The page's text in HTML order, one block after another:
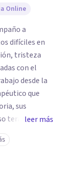
Online
a
difíciles en
tristeza
con el
que
sus
terapéutico
tus vínculos
emocional,
y
leer más